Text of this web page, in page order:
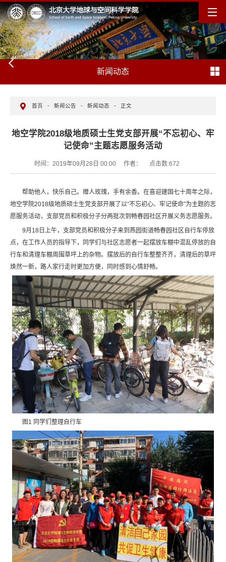
新闻动态
首页 - 新闻公告 - 新闻动态 - 正文
地空学院2018级地质硕士生党支部开展“不忘初心、牢
记使命”主题志愿服务活动
时间：2019年09月28日 00:00 作者： 点击数:672
帮助他人，快乐自己。赠人玫瑰，手有余香。在喜迎建国七十周年之际，
地空学院2018级地质硕士生党支部开展了以“不忘初心、牢记使命”为主题的志
愿服务活动，支部党员和积极分子分两批次到畅春园社区开展义务志愿服务。
9月18日上午，支部党员和积极分子来到燕园街道畅春园社区自行车停放
点，在工作人员的指导下，同学们与社区志愿者一起摆放车棚中混乱停放的自
行车和清理车棚周围草坪上的杂物。摆放后的自行车整整齐齐，清理后的草坪
焕然一新，路人家行走时更加方便，同时感到心情舒畅。
图1 同学们整理自行车